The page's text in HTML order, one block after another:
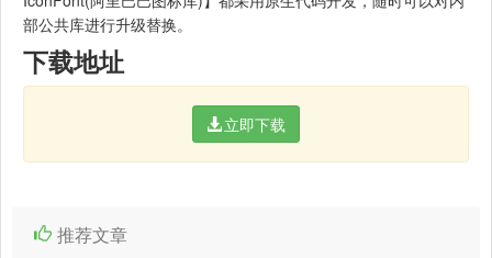
部公共库进行升级替换。
下载地址
立即下载
推荐文章